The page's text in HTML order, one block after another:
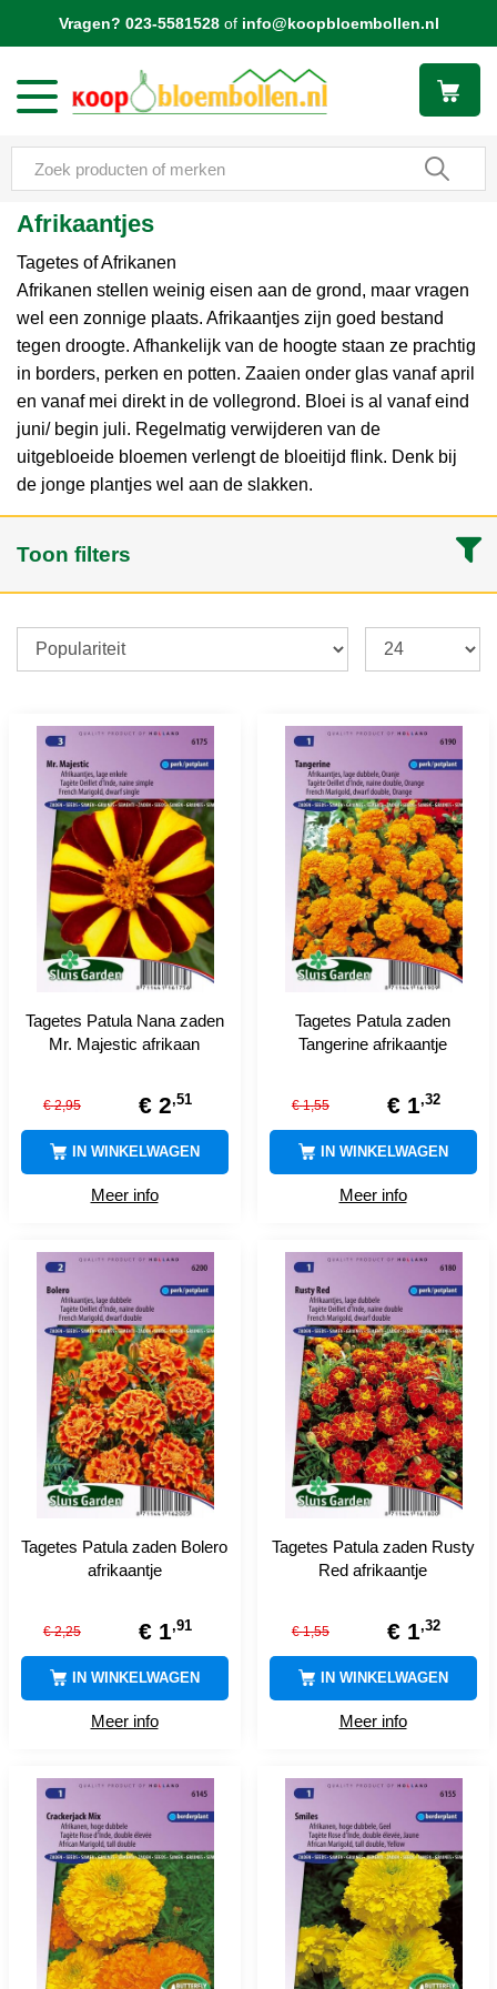
Vragen? 023-5581528of info@koopbloembollen.nl
Afrikaantjes
Tagetes of Afrikanen
Afrikanen stellen weinig eisen aan de grond, maar vragen
wel een zonnige plaats. Afrikaantjes zijn goed bestand
tegen droogte. Afhankelijk van de hoogte staan ze prachtig
in borders, perken en potten. Zaaien onder glas vanaf april
en vanaf mei direkt in de vollegrond. Bloei is al vanaf eind
juni/ begin juli. Regelmatig verwijderen van de
uitgebloeide bloemen verlengt de bloeitijd flink. Denk bij
de jonge plantjes wel aan de slakken.
Toon filters
Tagetes Patula Nana zaden
Mr. Majestic afrikaan
€ 2,95 € 2,51
Meer info
IN WINKELWAGEN
Tagetes Patula zaden
Tangerine afrikaantje
€ 1,55 € 1,32
Meer info
IN WINKELWAGEN
Tagetes Patula zaden Bolero
afrikaantje
€ 2,25 € 1,91
Meer info
IN WINKELWAGEN
Tagetes Patula zaden Rusty
Red afrikaantje
€ 1,55 € 1,32
Meer info
IN WINKELWAGEN